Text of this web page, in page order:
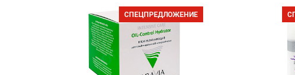
СПЕЦПРЕДЛОЖЕНИЕ